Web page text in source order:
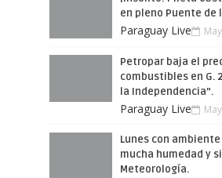
en pleno Puente de
Paraguay Live
Petropar baja el
combustibles en G.
la Independencia”.
Paraguay Live
Lunes con
mucha humedad y
Meteorología.